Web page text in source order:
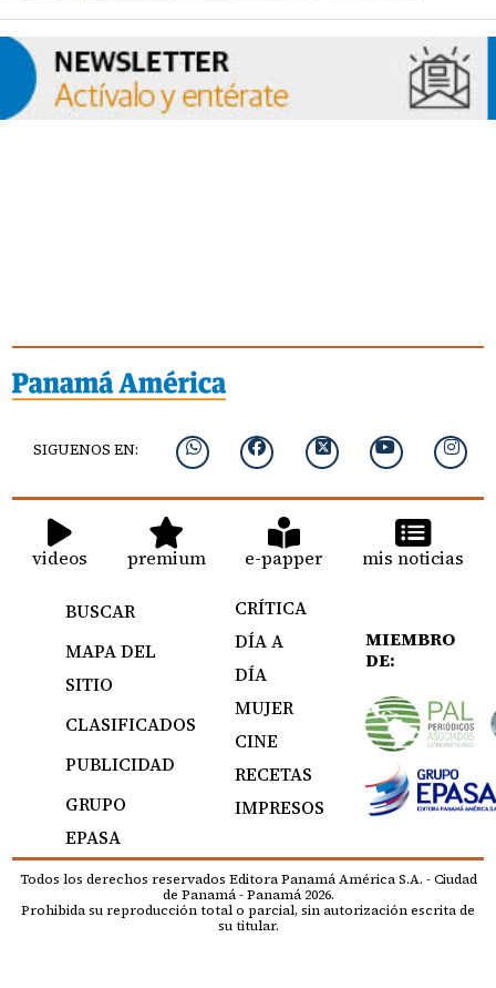
SIGUENOS EN:
videos premium e-papper mis noticias
BUSCAR
MAPA DEL
SITIO
CLASIFICADOS
PUBLICIDAD
GRUPO
EPASA
CRÍTICA
DÍA A
DÍA
MUJER
CINE
RECETAS
IMPRESOS
MIEMBRO
DE:
Todos los derechos reservados Editora Panamá América S.A. - Ciudad
de Panamá - Panamá 2026.
Prohibida su reproducción total o parcial, sin autorización escrita de
su titular.